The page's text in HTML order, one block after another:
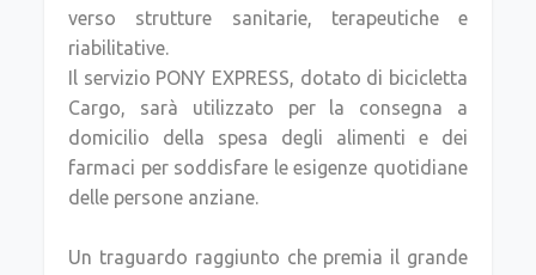
verso strutture sanitarie, terapeutiche e
riabilitative.
Il servizio PONY EXPRESS, dotato di bicicletta
Cargo, sarà utilizzato per la consegna a
domicilio della spesa degli alimenti e dei
farmaci per soddisfare le esigenze quotidiane
delle persone anziane.
Un traguardo raggiunto che premia il grande